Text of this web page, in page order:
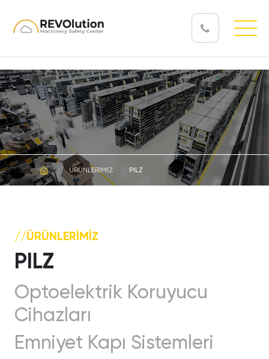
ÜRÜNLERİMİZ PILZ
//ÜRÜNLERİMİZ
PILZ
Optoelektrik Koruyucu
Cihazları
Emniyet Kapı Sistemleri